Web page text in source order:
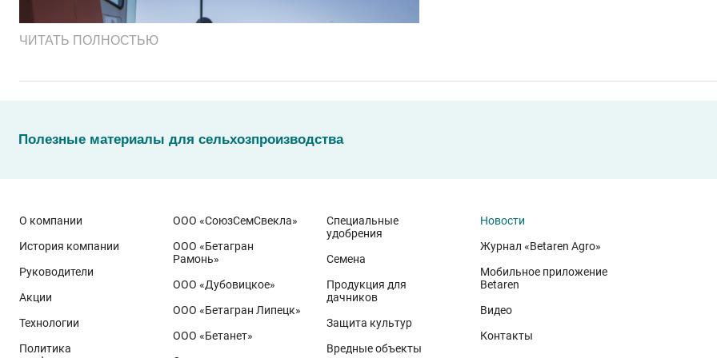
Эти результаты особенно показательны для условий Приволжского федерального округа. Они демонстрируют,
грамотном управлении технологией: сбалансированном минеральном питании, эффективной защите растений и
относится к новому поколению сортов орловского биотипа озимой пшеницы. Это достижение
ЧИТАТЬ ПОЛНОСТЬЮ
Полезные материалы для сельхозпроизводства
О компании
История компании
Руководители
Акции
Технологии
Политика
ООО «СоюзСемСвекла»
ООО «Бетагран
Рамонь»
ООО «Дубовицкое»
ООО «Бетагран Липецк»
ООО «Бетанет»
Специальные
удобрения
Семена
Продукция для
дачников
Защита культур
Вредные объекты
Новости
Журнал «Betaren Agro»
Мобильное приложение
Betaren
Видео
Контакты